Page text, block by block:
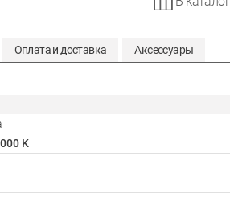
Оплата и доставка Аксессуары
K